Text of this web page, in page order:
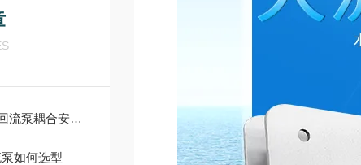
安装及注意事项
如何选型